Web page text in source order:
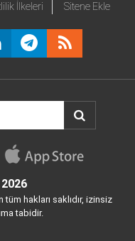
İlkeleri Sitene Ekle
hakları saklıdır, izinsiz
tabidir.